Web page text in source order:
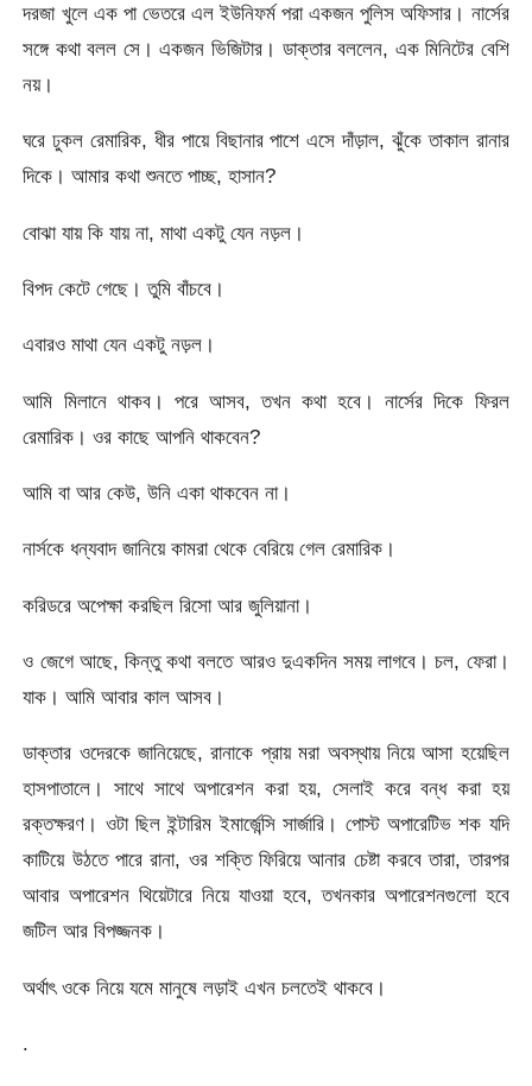
দরজা খুলে এক পা ভেতরে এল ইউনিফর্ম পরা একজন পুলিস অফিসার। নার্সের
সঙ্গে কথা বলল সে। একজন ভিজিটার। ডাক্তার বললেন, এক মিনিটের বেশি
নয়।
ঘরে ঢুকল রেমারিক, ধীর পায়ে বিছানার পাশে এসে দাঁড়াল, ঝুঁকে তাকাল রানার
দিকে। আমার কথা শুনতে পাচ্ছ, হাসান?
বোঝা যায় কি যায় না, মাথা একটু যেন নড়ল।
বিপদ কেটে গেছে। তুমি বাঁচবে।
এবারও মাথা যেন একটু নড়ল।
আমি মিলানে থাকব। পরে আসব, তখন কথা হবে। নার্সের দিকে ফিরল
রেমারিক। ওর কাছে আপনি থাকবেন?
আমি বা আর কেউ, উনি একা থাকবেন না।
নার্সকে ধন্যবাদ জানিয়ে কামরা থেকে বেরিয়ে গেল রেমারিক।
করিডরে অপেক্ষা করছিল রিসো আর জুলিয়ানা।
ও জেগে আছে, কিন্তু কথা বলতে আরও দুএকদিন সময় লাগবে। চল, ফেরা।
যাক। আমি আবার কাল আসব।
ডাক্তার ওদেরকে জানিয়েছে, রানাকে প্রায় মরা অবস্থায় নিয়ে আসা হয়েছিল
হাসপাতালে। সাথে সাথে অপারেশন করা হয়, সেলাই করে বন্ধ করা হয়
রক্তক্ষরণ। ওটা ছিল ইন্টারিম ইমার্জেন্সি সার্জারি। পোস্ট অপারেটিভ শক যদি
কাটিয়ে উঠতে পারে রানা, ওর শক্তি ফিরিয়ে আনার চেষ্টা করবে তারা, তারপর
আবার অপারেশন থিয়েটারে নিয়ে যাওয়া হবে, তখনকার অপারেশনগুলো হবে
জটিল আর বিপজ্জনক।
অর্থাৎ ওকে নিয়ে যমে মানুষে লড়াই এখন চলতেই থাকবে।
.